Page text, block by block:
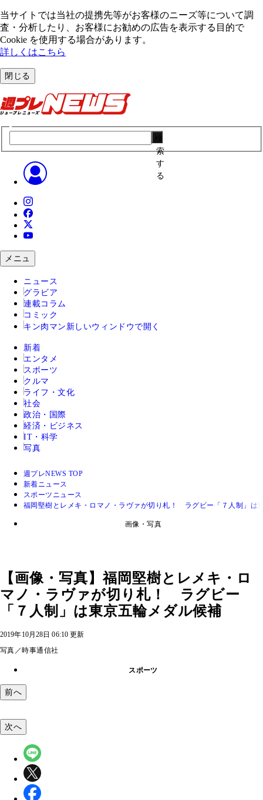
当サイトでは当社の提携先等がお客様のニーズ等について調
査・分析したり、お客様にお勧めの広告を表⽰する⽬的で
Cookie を使⽤する場合があります。
詳しくはこちら
閉じる
索
す
る
メニュ
ニュース
グラビア
連載コラム
コミック
キン肉マン 新しいウィンドウで開く
新着
エンタメ
スポーツ
クルマ
ライフ・文化
社会
政治・国際
経済・ビジネス
IT・科学
写真
週プレNEWS TOP
新着ニュース
スポーツニュース
福岡堅樹とレメキ・ロマノ・ラヴァが切り札！ ラグビー「７人制」は
画像・写真
【画像・写真】福岡堅樹とレメキ・ロ
マノ・ラヴァが切り札！ ラグビー
「７人制」は東京五輪メダル候補
2019年10月28日 06:10 更新
写真／時事通信社
スポーツ
前へ
次へ